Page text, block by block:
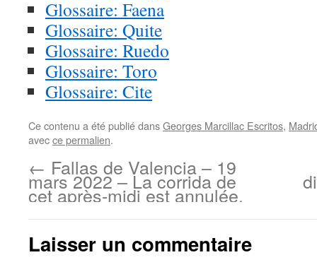
Glossaire: Faena
Glossaire: Quite
Glossaire: Ruedo
Glossaire: Toro
Glossaire: Cite
Ce contenu a été publié dansGeorges Marcillac Escritos,
avecce permalien.
← Fallas de Valencia – 19
mars 2022 – La corrida de
cet après-midi est annulée.
Laisser un commentaire